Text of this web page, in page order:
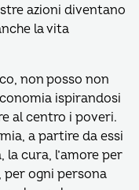
azioni diventano
la vita
non posso non
ispirandosi
al centro i poveri.
a partire da essi
la cura, l’amore per
per ogni persona